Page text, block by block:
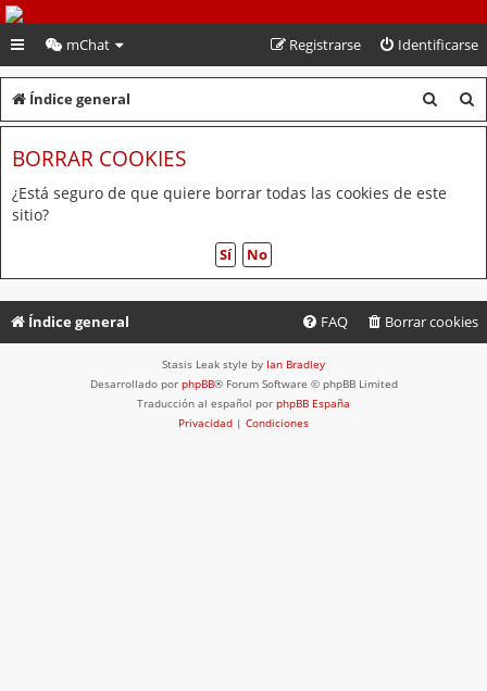
PeruVoley.com
mChat Identificarse
Registrarse
Índice general
u
u
c
BORRAR COOKIES
¿Está seguro de que quiere borrar todas las cookies de este
sitio?
Índice general Borrar cookies
FAQ
Stasis Leak style by Ian Bradley
Desarrollado por phpBB® Forum Software © phpBB Limited
Traducción al español por phpBB España
Privacidad | Condiciones